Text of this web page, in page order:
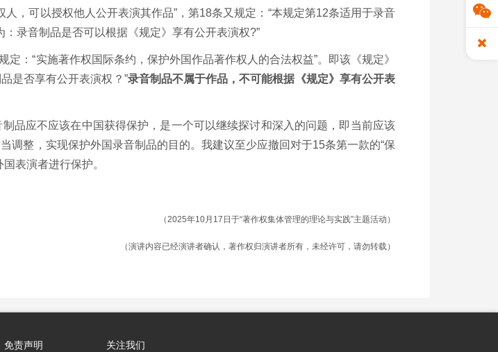
，可以授权他人公开表演其作品”，第18条又规定：“本规定第12条适用于录音
录音制品是否可以根据《规定》享有公开表演权?”
：“实施著作权国际条约，保护外国作品著作权人的合法权益”。即该《规定》
是否享有公开表演权？”录音制品不属于作品，不可能根据《规定》享有公开表
品应不应该在中国获得保护，是一个可以继续探讨和深入的问题，即当前应该
调整，实现保护外国录音制品的目的。我建议至少应撤回对于15条第一款的“保
表演者进行保护。
（2025年10月17日于“著作权集体管理的理论与实践”主题活动）
（演讲内容已经演讲者确认，著作权归演讲者所有，未经许可，请勿转载）
免责声明 关注我们